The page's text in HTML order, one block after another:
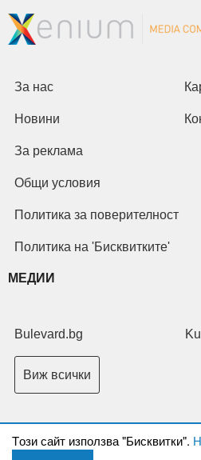
Tози сайт използва "Бисквитки".
За нас
Новини
За реклама
Общи условия
Политика за поверителност
Политика на 'Бисквитките'
МЕДИИ
Bulevard.bg
Виж всички